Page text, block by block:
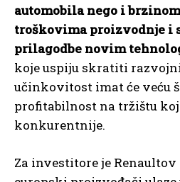
automobila nego i
troškovima proizvodnje i
prilagodbe novim
koje uspiju skratiti
učinkovitost imat će veću
profitabilnost na tržištu
konkurentnije.
Za investitore je